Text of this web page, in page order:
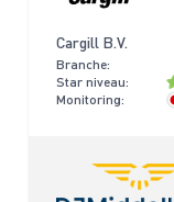
Cargill B.V.
Branche:
Star niveau:
Monitoring: